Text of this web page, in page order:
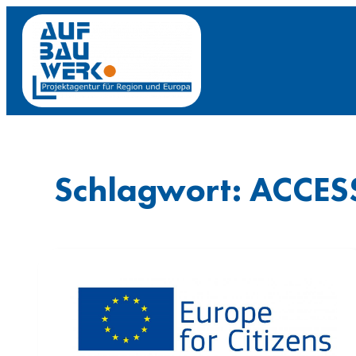
Inhalt
springen
Schlagwort: